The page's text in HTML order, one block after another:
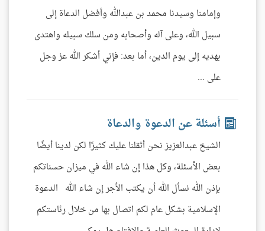
وإمامنا وسيدنا محمد بن عبدالله وأفضل الدعاة إلى
سبيل الله، وعلى آله وأصحابه ومن سلك سبيله واهتدى
بهديه إلى يوم الدين، أما بعد: فإني أشكر الله عز وجل
على ...
أسئلة عن الدعوة والدعاة
الشيخ عبدالعزيز نحن أثقلنا عليك كثيرًا لكن لدينا أيضًا
بعض الأسئلة، وكل هذا إن شاء الله في ميزان حسناتكم
بإذن الله نسأل الله أن يكتب الأجر إن شاء الله الدعوة
الإسلامية بشكل عام لكم اتصال بها من خلال رئاستكم